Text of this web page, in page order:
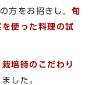
方をお招きし，旬
使った料理の試
培時のこだわり
した。